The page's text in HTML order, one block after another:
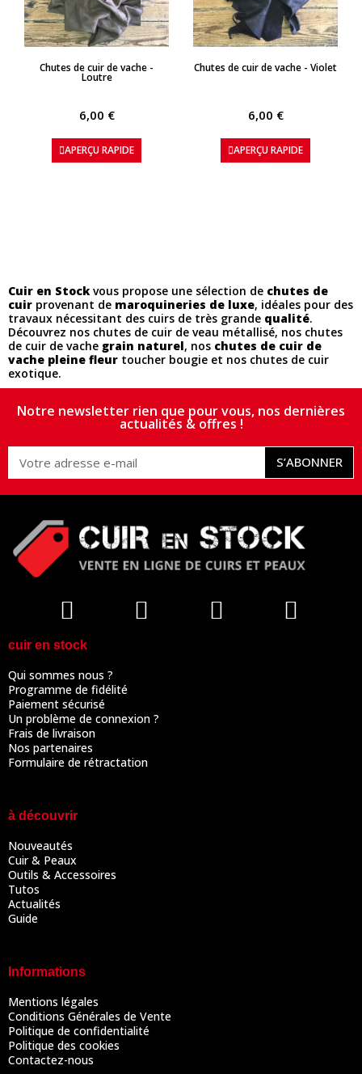
APERÇU RAPIDE
Chutes de cuir de vache -
Loutre
6,00 €
APERÇU RAPIDE
APERÇU RAPIDE
Chutes de cuir de vache - Violet
6,00 €
APERÇU RAPIDE
Cuir en Stockvous propose une sélection de chutes de
cuir provenant de maroquineries de luxe, idéales pour des
travaux nécessitant des cuirs de très grande qualité.
Découvrez nos chutes de cuir de veau métallisé, nos chutes
de cuir de vache grain naturel, nos chutes de cuir de
vache pleine fleur toucher bougie et nos chutes de cuir
exotique.
Notre newsletter rien que pour vous, nos dernières
actualités & offres !
S’ABONNER
cuir en stock
Qui sommes nous ?
Programme de fidélité
Paiement sécurisé
Un problème de connexion ?
Frais de livraison
Nos partenaires
Formulaire de rétractation
à découvrir
Nouveautés
Cuir & Peaux
Outils & Accessoires
Tutos
Actualités
Guide
Informations
Mentions légales
Conditions Générales de Vente
Politique de confidentialité
Politique des cookies
Contactez-nous